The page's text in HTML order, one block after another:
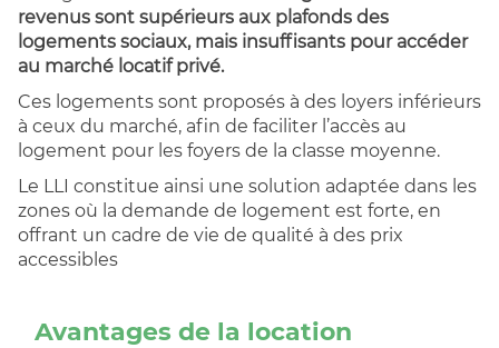
revenus sont supérieurs aux plafonds des
logements sociaux, mais insuffisants pour accéder
au marché locatif privé.
Ces logements sont proposés à des loyers inférieurs
à ceux du marché, afin de faciliter l’accès au
logement pour les foyers de la classe moyenne.
Le LLI constitue ainsi une solution adaptée dans les
zones où la demande de logement est forte, en
offrant un cadre de vie de qualité à des prix
accessibles
Avantages de la location